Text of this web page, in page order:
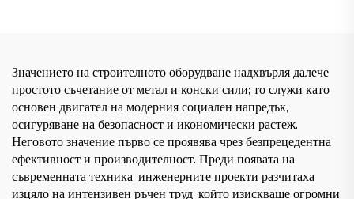
Значението на строителното оборудване надхвърля далече
простото съчетание от метал и конски сили; то служи като
основен двигател на модерния социален напредък,
осигуряване на безопасност и икономически растеж.
Неговото значение първо се проявява чрез безпрецедентна
ефективност и производителност. Преди появата на
съвременната техника, инженерните проекти разчитаха
изцяло на интензивен ръчен труд, който изискваше огромни